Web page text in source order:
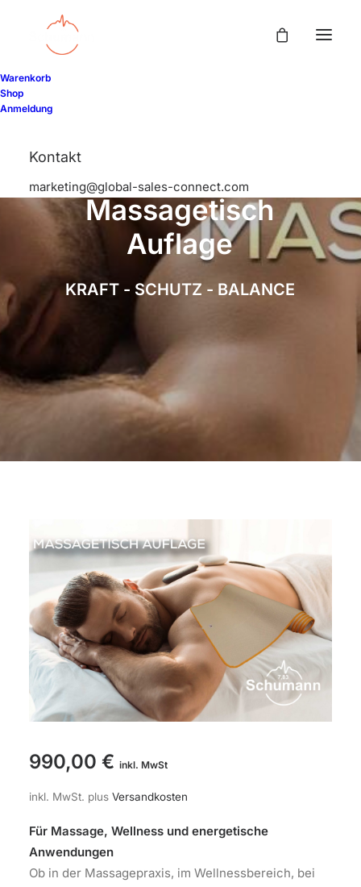
Warenkorb
Shop
Anmeldung
Kontakt
marketing@global-sales-connect.com
Schum ann 7,
Massagetisch
Auflage
KRAFT - SCHUTZ - BALANCE
990,00 € inkl. MwSt
inkl. MwSt. plus Versandkosten
Für Massage, Wellness und energetische
Anwendungen
Ob in der Massagepraxis, im Wellnessbereich, bei